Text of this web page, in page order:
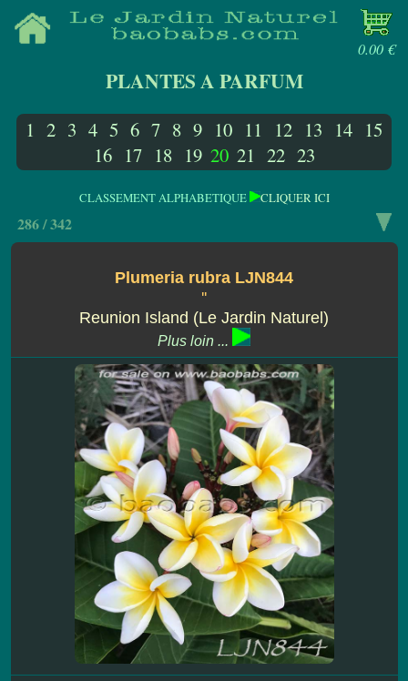
0.00 €
PLANTES A PARFUM
1 2 3 4 5 6 7 8 9 10 11 12 13 14 15
16 17 18 19 20 21 22 23
CLASSEMENT ALPHABETIQUE CLIQUER ICI
286 / 342
Plumeria rubra LJN844
''
Reunion Island (Le Jardin Naturel)
Plus loin ...